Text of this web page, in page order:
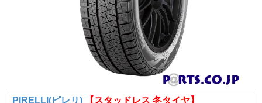
PIRELLI(ピレリ)
【スタッドレス 冬タイヤ】